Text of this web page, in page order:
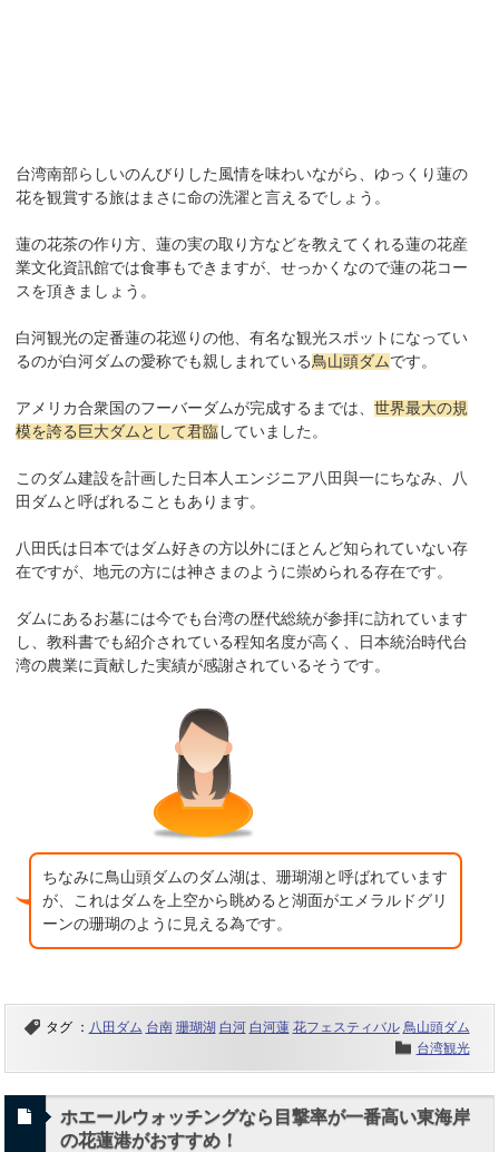
台湾南部らしいのんびりした風情を味わいながら、ゆっくり蓮の
花を観賞する旅はまさに命の洗濯と言えるでしょう。
蓮の花茶の作り方、蓮の実の取り方などを教えてくれる蓮の花産
業文化資訊館では食事もできますが、せっかくなので蓮の花コー
スを頂きましょう。
白河観光の定番蓮の花巡りの他、有名な観光スポットになってい
るのが白河ダムの愛称でも親しまれている鳥山頭ダムです。
アメリカ合衆国のフーバーダムが完成するまでは、世界最大の規
模を誇る巨大ダムとして君臨 していました。
このダム建設を計画した日本人エンジニア八田與一にちなみ、八
田ダムと呼ばれることもあります。
八田氏は日本ではダム好きの方以外にほとんど知られていない存
在ですが、地元の方には神さまのように崇められる存在です。
ダムにあるお墓には今でも台湾の歴代総統が参拝に訪れています
し、教科書でも紹介されている程知名度が高く、日本統治時代台
湾の農業に貢献した実績が感謝されているそうです。
ちなみに鳥山頭ダムのダム湖は、珊瑚湖と呼ばれています
が、これはダムを上空から眺めると湖面がエメラルドグリ
ーンの珊瑚のように見える為です。
タグ ： 八田ダム 台南 珊瑚湖 白河 白河蓮 花フェスティバル 鳥山頭ダム
台湾観光
ホエールウォッチングなら目撃率が一番高い東海岸
の花蓮港がおすすめ！